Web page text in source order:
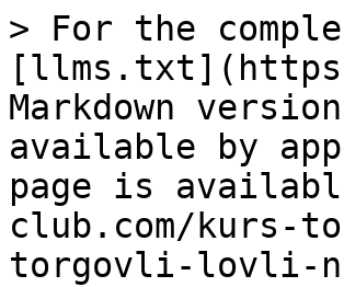
> For the
Markdown
available by
page is
club.com/kurs-
torgovli-lovli-